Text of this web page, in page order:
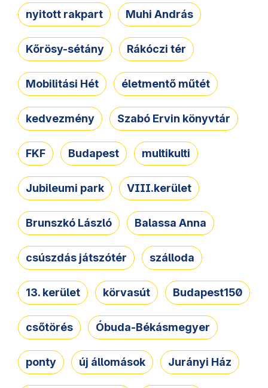
nyitott rakpart Muhi András
Kőrösy-sétány Rákóczi tér
Mobilitási Hét életmentő műtét
kedvezmény Szabó Ervin könyvtár
FKF Budapest multikulti
Jubileumi park VIII.kerület
Brunszkó László Balassa Anna
csúszdás játszótér szálloda
13. kerület körvasút Budapest150
csőtörés Óbuda-Békásmegyer
ponty új állomások Jurányi Ház